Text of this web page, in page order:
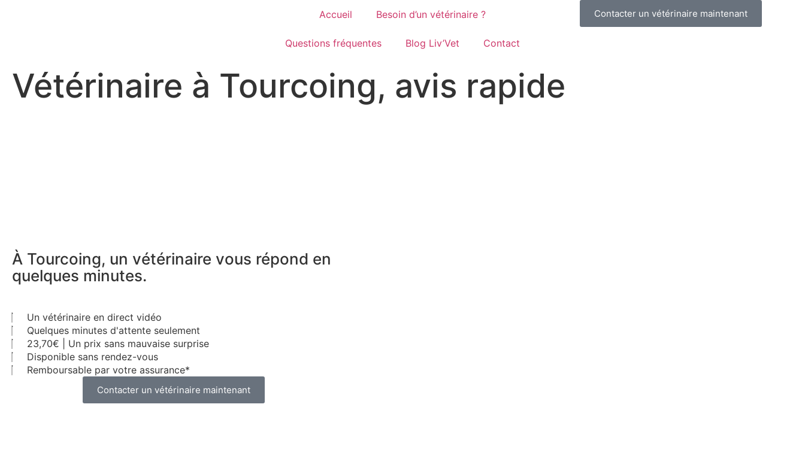
Accueil Besoin d’un vétérinaire ?
Questions fréquentes Blog Liv’Vet Contact
Contacter un vétérinaire maintenant
Vétérinaire à Tourcoing, avis rapide
À Tourcoing, un vétérinaire vous répond en
quelques minutes.
Un vétérinaire en direct vidéo
Quelques minutes d'attente seulement
23,70€ | Un prix sans mauvaise surprise
Disponible sans rendez-vous
Remboursable par votre assurance*
Contacter un vétérinaire maintenant